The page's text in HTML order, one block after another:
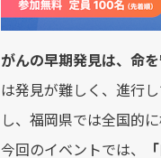
がんの早期発見は、命
は発見が難しく、進行
し、福岡県では全国的
今回のイベントでは、